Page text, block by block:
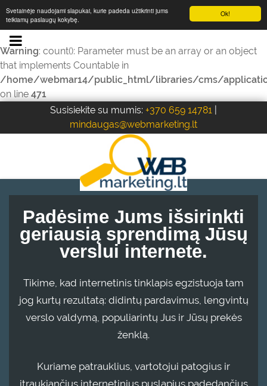
Ok!
Svetainėje naudojami slapukai, kurie padeda užtikrinti jums
teikiamų paslaugų kokybę.
Warning: count(): Parameter must be an array or an object
that implements Countable in
/home/webmar14/public_html/libraries/cms/
on line 471
Susisiekite su mumis: +370 659 14781
Padėsime Jums išsirinkti
geriausią sprendimą Jūsų
verslui internete.
Tikime, kad internetinis tinklapis egzistuoja tam
jog kurtų rezultatą: didintų pardavimus, lengvintų
verslo valdymą, populiarintų Jus ir Jūsų prekės
ženklą.
Kuriame patrauklius, vartotojui patogius ir